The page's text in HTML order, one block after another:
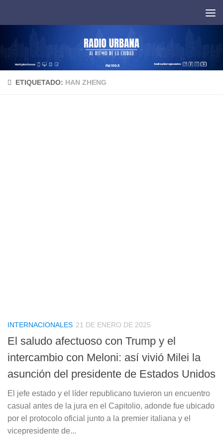
ETIQUETADO: HAN ZHENG
INTERNACIONALES 21 DE ENERO DE 2025
El saludo afectuoso con Trump y el
intercambio con Meloni: así vivió Milei la
asunción del presidente de Estados Unidos
El jefe estado y el líder republicano tuvieron un encuentro
casual antes de la jura en el Capitolio, adonde fue ubicado
por el protocolo oficial junto a la premier italiana y el
vicepresidente de...